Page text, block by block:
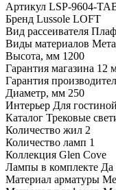
Артикул LSP-9604-
Бренд Lussole LOFT
Вид рассеивателя
Виды материалов
Высота, мм 1200
Гарантия магазина 12
Гарантия
Диаметр, мм 250
Интерьер Для гостиной
Каталог Трековые
Количество жил 2
Количество ламп 1
Коллекция Glen Cove
Лампы в комплекте Да
Материал арматуры